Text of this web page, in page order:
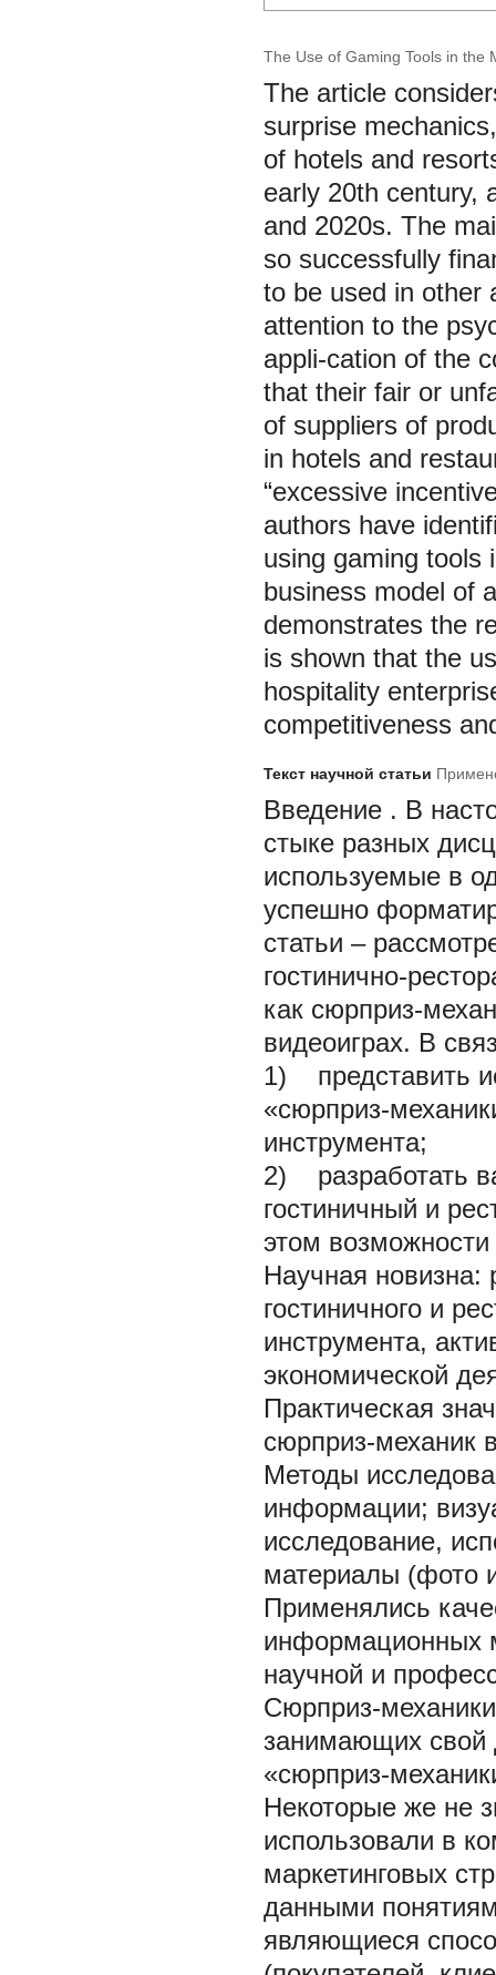
The Use of Gaming Tools in the
The article
surprise
of hotels and
early 20th century,
and 2020s. The
so successfully
to be used in other
attention to the
appli-cation of the
that their fair or
of suppliers of
in hotels and
“excessive
authors have
using gaming tools
business model of
demonstrates the
is shown that the
hospitality
competitiveness
Текст научной статьи
Введение . В
стыке разных
используемые в
успешно
статьи –
гостинично-
как сюрприз-
видеоиграх. В
1) представить
«сюрприз-
инструмента;
2) разработать
гостиничный и
этом возможности
Научная новизна:
гостиничного и
инструмента,
экономической
Практическая
сюрприз-механик
Методы
информации;
исследование,
материалы (фото
Применялись
информационных
научной и
Сюрприз-
занимающих свой
«сюрприз-
Некоторые же не
использовали в
маркетинговых
данными
являющиеся